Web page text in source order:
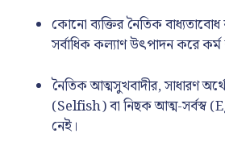
কোনো ব্যক্তির নৈতিক
সর্বাধিক কল্যাণ উৎপাদন করে কর্ম
নৈতিক আত্মসুখবাদীর, সাধারণ অর্থে
(Selfish) বা নিছক আত্ম-সর্বস্ব
নেই।